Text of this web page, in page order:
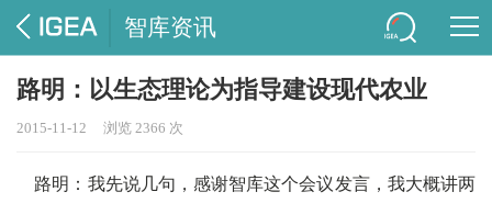
智库资讯
路明：以生态理论为指导建设现代农业
2015-11-12 浏览 2366 次
路明：我先说几句，感谢智库这个会议发言，我大概讲两